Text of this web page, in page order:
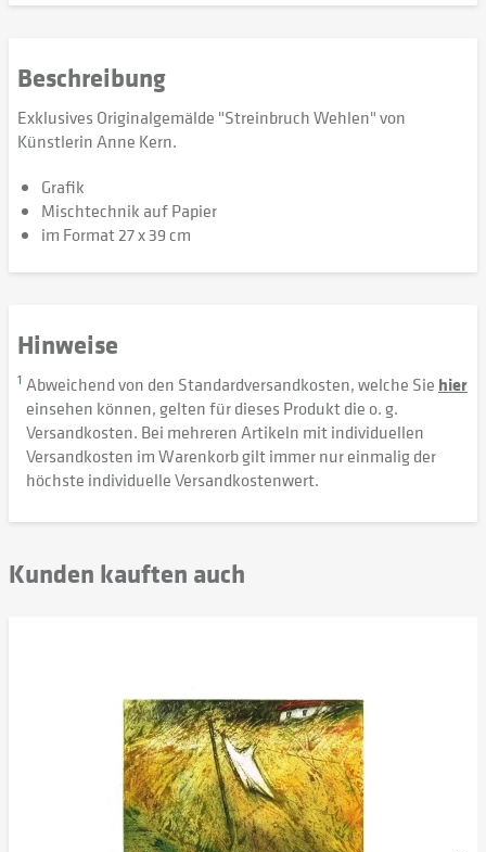
Beschreibung
Exklusives Originalgemälde "Streinbruch Wehlen" von
Künstlerin Anne Kern.
Grafik
Mischtechnik auf Papier
im Format 27 x 39 cm
Hinweise
1 Abweichend von den Standardversandkosten, welche Sie hier
einsehen können, gelten für dieses Produkt die o. g.
Versandkosten. Bei mehreren Artikeln mit individuellen
Versandkosten im Warenkorb gilt immer nur einmalig der
höchste individuelle Versandkostenwert.
Kunden kauften auch